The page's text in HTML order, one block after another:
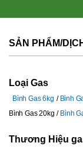
SẢN PHẨM/
Loại Gas
Bình Gas 6kg
Bình
Bình Gas 20kg
Bình
Thương Hiệu